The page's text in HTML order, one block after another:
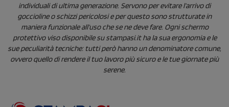
individuali di ultima generazione. Servono per evitare l’arrivo di
goccioline o schizzi pericolosi e per questo sono strutturate in
maniera funzionale all’uso che se ne deve fare. Ogni schermo
protettivo viso disponibile su stampasi.it ha la sua ergonomia e le
sue peculiarità tecniche: tutti però hanno un denominatore comune,
ovvero quello di rendere il tuo lavoro più sicuro e le tue giornate più
serene.